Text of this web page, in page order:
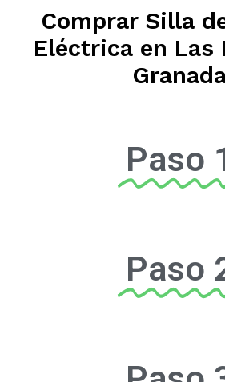
Comprar Silla
Eléctrica en Las
Paso
Paso